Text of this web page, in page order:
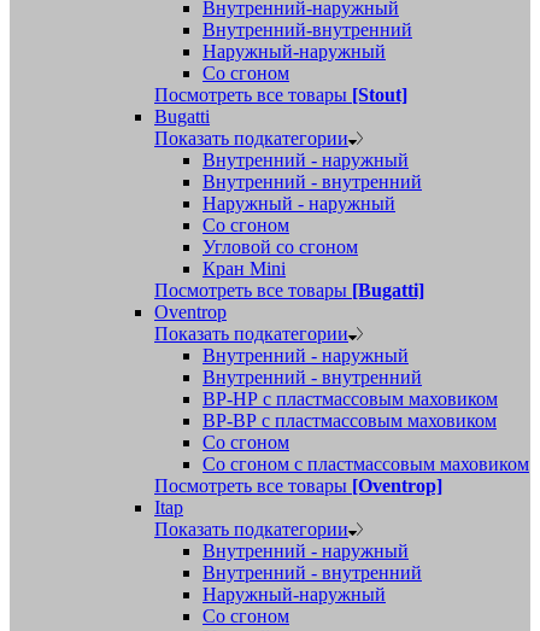
Внутренний-наружный
Внутренний-внутренний
Наружный-наружный
Со сгоном
Посмотреть все товары [Stout]
Bugatti
Показать подкатегории
Внутренний - наружный
Внутренний - внутренний
Наружный - наружный
Со сгоном
Угловой со сгоном
Кран Mini
Посмотреть все товары [Bugatti]
Oventrop
Показать подкатегории
Внутренний - наружный
Внутренний - внутренний
ВР-НР с пластмассовым маховиком
ВР-ВР с пластмассовым маховиком
Со сгоном
Со сгоном с пластмассовым маховиком
Посмотреть все товары [Oventrop]
Itap
Показать подкатегории
Внутренний - наружный
Внутренний - внутренний
Наружный-наружный
Со сгоном